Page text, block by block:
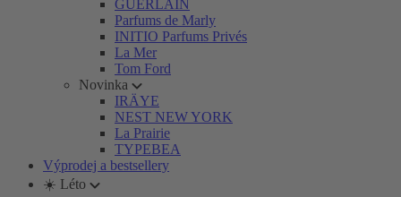
GUERLAIN
Parfums de Marly
INITIO Parfums Privés
La Mer
Tom Ford
Novinka
IRÄYE
NEST NEW YORK
La Prairie
TYPEBEA
Výprodej a bestsellery
☀️ Léto